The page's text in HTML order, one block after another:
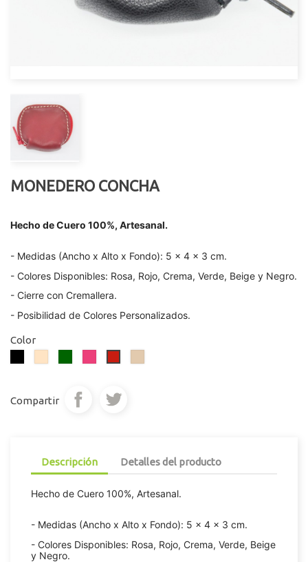
MONEDERO CONCHA
Hecho de Cuero 100%, Artesanal.
- Medidas (Ancho x Alto x Fondo): 5 x 4 x 3 cm.
- Colores Disponibles: Rosa, Rojo, Crema, Verde, Beige y Negro.
- Cierre con Cremallera.
- Posibilidad de Colores Personalizados.
Color
Oscuro
Campari
Compartir
Descripción Detalles del producto
Hecho de Cuero 100%, Artesanal.
- Medidas (Ancho x Alto x Fondo): 5 x 4 x 3 cm.
- Colores Disponibles: Rosa, Rojo, Crema, Verde, Beige
y Negro.